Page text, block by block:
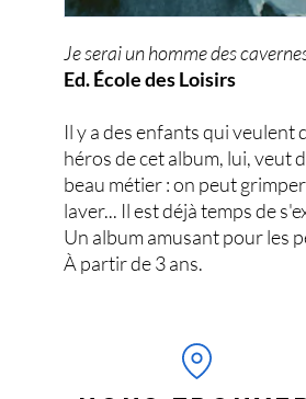
Je serai un homme des
Ed. École des Loisirs
Il y a des enfants qui
héros de cet album, lui, veut
beau métier : on peut
laver... Il est déjà temps de
Un album amusant pour les
À partir de 3 ans.